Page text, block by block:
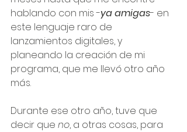
hablando con mis -ya amigas- en
este lenguaje raro de
lanzamientos digitales, y
planeando la creación de mi
programa, que me llevó otro año
más.
Durante ese otro año, tuve que
decir que no, a otras cosas, para